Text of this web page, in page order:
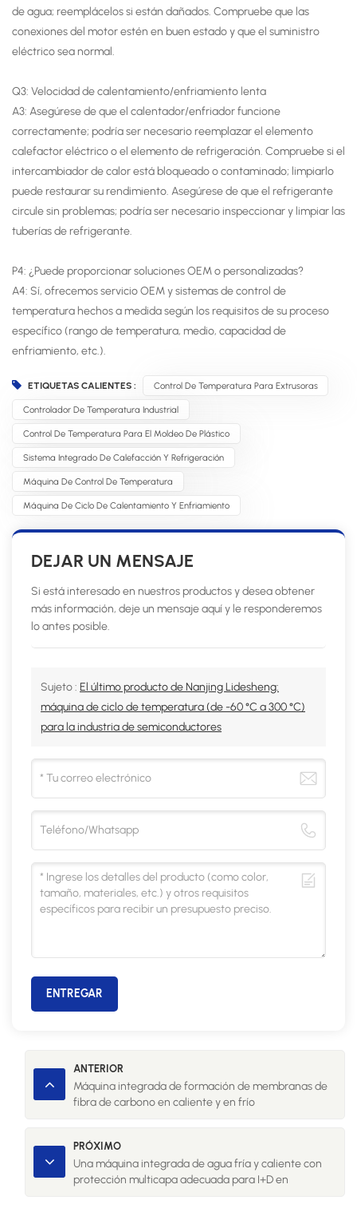
de agua; reemplácelos si están dañados. Compruebe que las
conexiones del motor estén en buen estado y que el suministro
eléctrico sea normal.
Q3: Velocidad de calentamiento/enfriamiento lenta
A3: Asegúrese de que el calentador/enfriador funcione
correctamente; podría ser necesario reemplazar el elemento
calefactor eléctrico o el elemento de refrigeración. Compruebe si el
intercambiador de calor está bloqueado o contaminado; limpiarlo
puede restaurar su rendimiento. Asegúrese de que el refrigerante
circule sin problemas; podría ser necesario inspeccionar y limpiar las
tuberías de refrigerante.
P4: ¿Puede proporcionar soluciones OEM o personalizadas?
A4: Sí, ofrecemos servicio OEM y sistemas de control de
temperatura hechos a medida según los requisitos de su proceso
específico (rango de temperatura, medio, capacidad de
enfriamiento, etc.).
ETIQUETAS CALIENTES : Control De Temperatura Para Extrusoras
Controlador De Temperatura Industrial
Control De Temperatura Para El Moldeo De Plástico
Sistema Integrado De Calefacción Y Refrigeración
Máquina De Control De Temperatura
Máquina De Ciclo De Calentamiento Y Enfriamiento
DEJAR UN MENSAJE
Si está interesado en nuestros productos y desea obtener
más información, deje un mensaje aquí y le responderemos
lo antes posible.
Sujeto : El último producto de Nanjing Lidesheng:
máquina de ciclo de temperatura (de -60 °C a 300 °C)
para la industria de semiconductores
ENTREGAR
ANTERIOR
Máquina integrada de formación de membranas de
fibra de carbono en caliente y en frío
PRÓXIMO
Una máquina integrada de agua fría y caliente con
protección multicapa adecuada para I+D en